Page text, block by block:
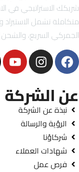
شريكك الاستراتيجي في
الجمركي السريع،
عن الشركة
نبذة عن الشركة
الرؤية والرسالة
شركاؤنا
شهادات العملاء
فرص عمل